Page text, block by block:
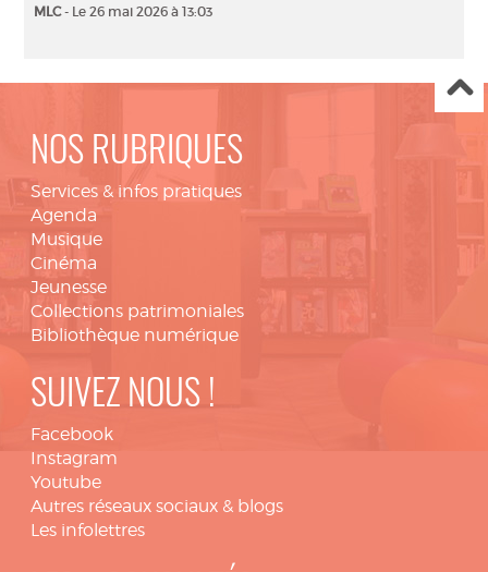
MLC- Le 26 mai 2026 à 13:03
NOS RUBRIQUES
Services & infos pratiques
Agenda
Musique
Cinéma
Jeunesse
Collections patrimoniales
Bibliothèque numérique
SUIVEZ NOUS !
Facebook
Instagram
Youtube
Autres réseaux sociaux & blogs
Les infolettres